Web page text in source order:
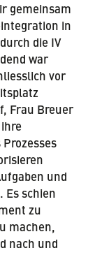
gemeinsam
in
die IV
war
vor
Frau Breuer
und
Es schien
zu
machen,
nach und